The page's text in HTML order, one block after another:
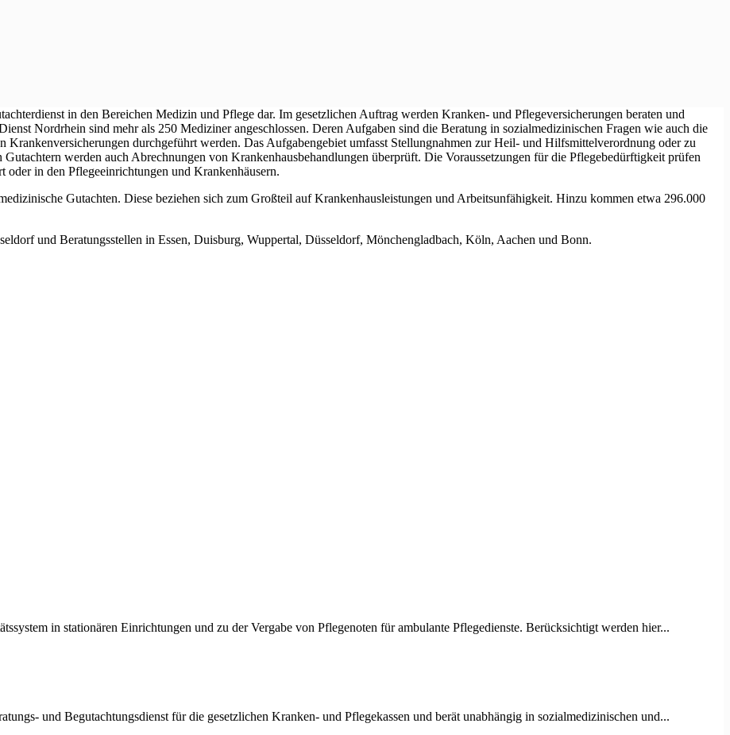
in den Bereichen Medizin und Pflege dar. Im gesetzlichen Auftrag werden Kranken- und Pflegeversicherungen beraten und
Nordrhein sind mehr als 250 Mediziner angeschlossen. Deren Aufgaben sind die Beratung in sozialmedizinischen Fragen wie auch die
durchgeführt werden. Das Aufgabengebiet umfasst Stellungnahmen zur Heil- und Hilfsmittelverordnung oder zu
werden auch Abrechnungen von Krankenhausbehandlungen überprüft. Die Voraussetzungen für die Pflegebedürftigkeit prüfen
in den Pflegeeinrichtungen und Krankenhäusern.
Gutachten. Diese beziehen sich zum Großteil auf Krankenhausleistungen und Arbeitsunfähigkeit. Hinzu kommen etwa 296.000
und Beratungsstellen in Essen, Duisburg, Wuppertal, Düsseldorf, Mönchengladbach, Köln, Aachen und Bonn.
in stationären Einrichtungen und zu der Vergabe von Pflegenoten für ambulante Pflegedienste. Berücksichtigt werden hier...
und Begutachtungsdienst für die gesetzlichen Kranken- und Pflegekassen und berät unabhängig in sozialmedizinischen und...